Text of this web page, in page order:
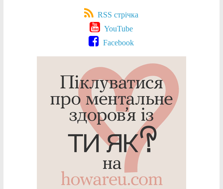
RSS стрічка
YouTube
Facebook